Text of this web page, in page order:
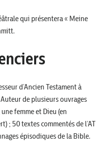
qui présentera « Meine
d’Ancien Testament à
de plusieurs ouvrages
femme et Dieu (en
; 50 textes commentés de l’AT
épisodiques de la Bible.